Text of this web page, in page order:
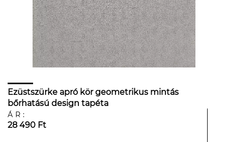
Ezüstszürke apró kör geometrikus mintás
bőrhatású design tapéta
ÁR:
28 490 Ft